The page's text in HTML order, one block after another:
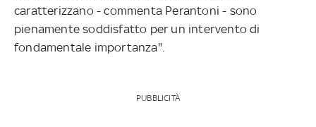
caratterizzano - commenta Perantoni - sono
pienamente soddisfatto per un intervento di
fondamentale importanza".
PUBBLICITÀ